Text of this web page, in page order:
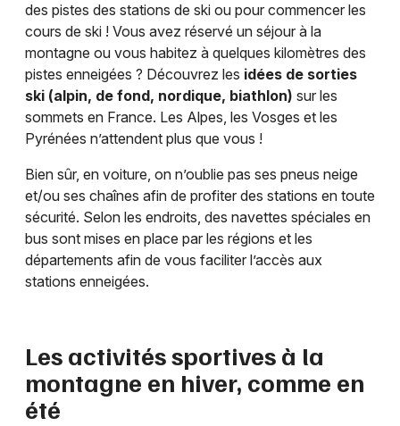
des pistes des stations de ski ou pour commencer les
cours de ski ! Vous avez réservé un séjour à la
montagne ou vous habitez à quelques kilomètres des
pistes enneigées ? Découvrez les idées de sorties
ski (alpin, de fond, nordique, biathlon) sur les
sommets en France. Les Alpes, les Vosges et les
Pyrénées n’attendent plus que vous !
Bien sûr, en voiture, on n’oublie pas ses pneus neige
et/ou ses chaînes afin de profiter des stations en toute
sécurité. Selon les endroits, des navettes spéciales en
bus sont mises en place par les régions et les
départements afin de vous faciliter l’accès aux
stations enneigées.
Les activités sportives à la
montagne en hiver, comme en
été